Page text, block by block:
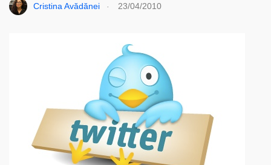
Cristina Avădănei 23/04/2010